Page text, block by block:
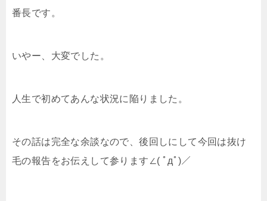
番長です。
いやー、大変でした。
人生で初めてあんな状況に陥りました。
その話は完全な余談なので、後回しにして今回は抜け
毛の報告をお伝えして参ります∠( ﾟдﾟ)／